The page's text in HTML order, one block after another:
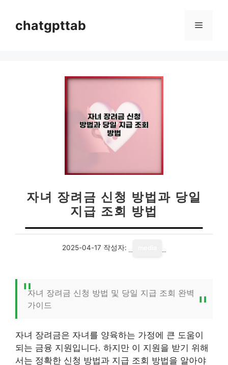
chatgpttab 메
자녀 장려금 신청 방법과 당일
지급 조회 방법
2025-04-17 작성자:
자녀 장려금 신청 방법 및 당일 지급 조회 완벽
가이드
자녀 장려금은 자녀를 양육하는 가정에 큰 도움이
되는 금융 지원입니다. 하지만 이 지원을 받기 위해
서는 정확한 신청 방법과 지급 조회 방법을 알아야